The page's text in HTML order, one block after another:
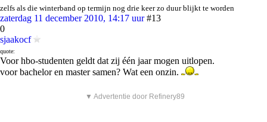
zelfs als die winterband op termijn nog drie keer zo duur blijkt te worden
zaterdag 11 december 2010, 14:17 uur #13
0
sjaakocf
quote:
Voor hbo-studenten geldt dat zij één jaar mogen uitlopen.
voor bachelor en master samen? Wat een onzin.
▼ Advertentie door Refinery89